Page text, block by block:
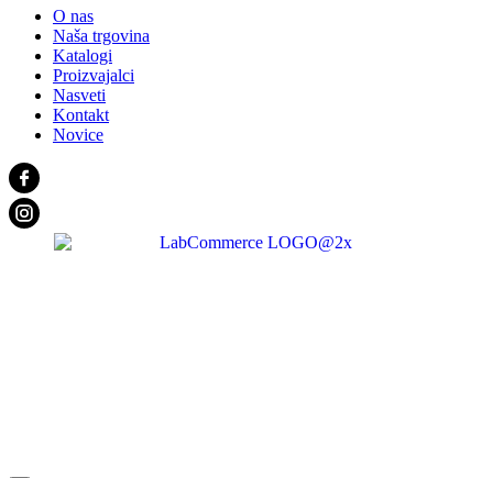
O nas
Naša trgovina
Katalogi
Proizvajalci
Nasveti
Kontakt
Novice